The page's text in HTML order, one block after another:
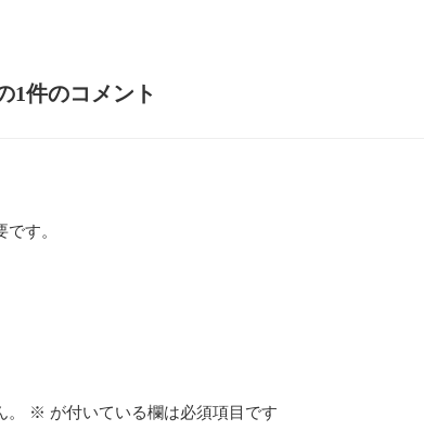
1件のコメント
す。
※ が付いている欄は必須項目です